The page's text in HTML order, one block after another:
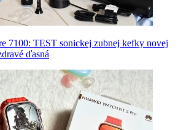
7100: TEST sonickej zubnej kefky novej
ďasná